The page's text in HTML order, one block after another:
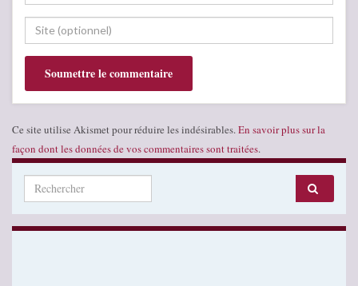
Ce site utilise Akismet pour réduire les indésirables. En savoir plus sur la
façon dont les données de vos commentaires sont traitées.
Search for: